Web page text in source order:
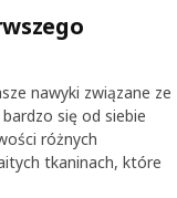
nawyki związane ze
się od siebie
różnych
tkaninach, które